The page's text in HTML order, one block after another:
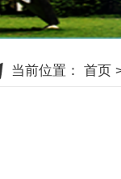
当前位置： 首页